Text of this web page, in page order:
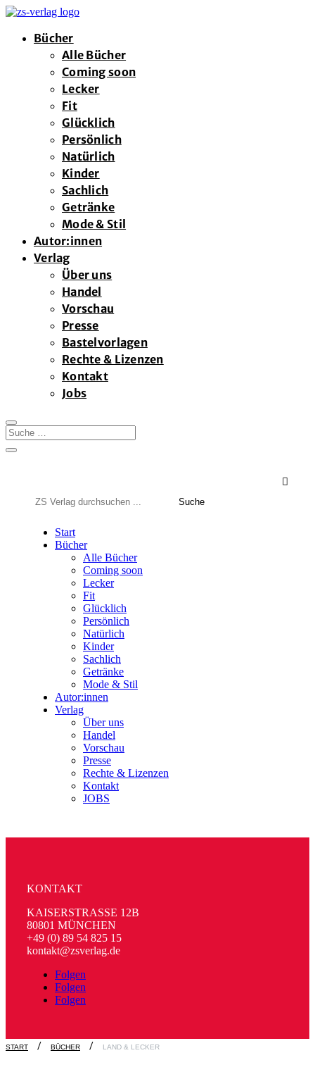
Bücher
Alle Bücher
Coming soon
Lecker
Fit
Glücklich
Persönlich
Natürlich
Kinder
Sachlich
Getränke
Mode & Stil
Autor:innen
Verlag
Über uns
Handel
Vorschau
Presse
Bastelvorlagen
Rechte & Lizenzen
Kontakt
Jobs

nach:
Start
Bücher
Alle Bücher
Coming soon
Lecker
Fit
Glücklich
Persönlich
Natürlich
Kinder
Sachlich
Getränke
Mode & Stil
Autor:innen
Verlag
Über uns
Handel
Vorschau
Presse
Rechte & Lizenzen
Kontakt
JOBS
KONTAKT
KAISERSTRASSE 12B
80801 MÜNCHEN
+49 (0) 89 54 825 15
kontakt@zsverlag.de
Folgen
Folgen
Folgen
START BÜCHER LAND & LECKER